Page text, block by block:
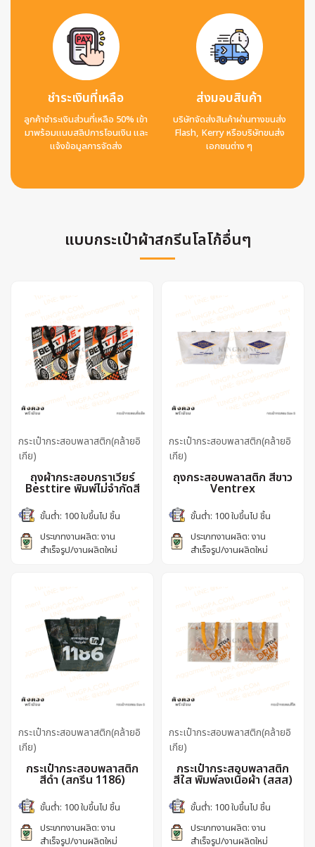
ชำระเงินที่เหลือ
ลูกค้าชำระเงินส่วนที่เหลือ 50% เข้า
มาพร้อมแนบสลิปการโอนเงิน และ
แจ้งข้อมูลการจัดส่ง
ส่งมอบสินค้า
บริษัทจัดส่งสินค้าผ่านทางขนส่ง
Flash, Kerry หรือบริษัทขนส่ง
เอกชนต่าง ๆ
แบบกระเป๋าผ้าสกรีนโลโก้อื่นๆ
กระเป๋ากระสอบพลาสติก(คล้ายอิ
เกีย)
ถุงผ้ากระสอบกราเวียร์
Besttire พิมพ์ไม่จำกัดสี
ขั้นต่ำ: 100 ใบขึ้นไป ชิ้น
ประเภทงานผลิต: งาน
สำเร็จรูป/งานผลิตใหม่
กระเป๋ากระสอบพลาสติก(คล้ายอิ
เกีย)
ถุงกระสอบพลาสติก สีขาว
Ventrex
ขั้นต่ำ: 100 ใบขึ้นไป ชิ้น
ประเภทงานผลิต: งาน
สำเร็จรูป/งานผลิตใหม่
กระเป๋ากระสอบพลาสติก(คล้ายอิ
เกีย)
กระเป๋ากระสอบพลาสติก
สีดำ (สกรีน 1186)
ขั้นต่ำ: 100 ใบขึ้นไป ชิ้น
ประเภทงานผลิต: งาน
สำเร็จรูป/งานผลิตใหม่
กระเป๋ากระสอบพลาสติก(คล้ายอิ
เกีย)
กระเป๋ากระสอบพลาสติก
สีใส พิมพ์ลงเนื้อผ้า (สสส)
ขั้นต่ำ: 100 ใบขึ้นไป ชิ้น
ประเภทงานผลิต: งาน
สำเร็จรูป/งานผลิตใหม่